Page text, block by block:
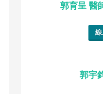
郭育呈 醫
郭宇